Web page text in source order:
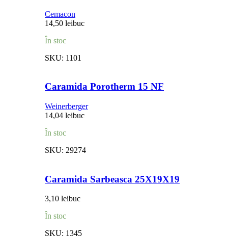
Cemacon
14,50 leibuc
În stoc
SKU: 1101
Caramida Porotherm 15 NF
Weinerberger
14,04 leibuc
În stoc
SKU: 29274
Caramida Sarbeasca 25X19X19
3,10 leibuc
În stoc
SKU: 1345